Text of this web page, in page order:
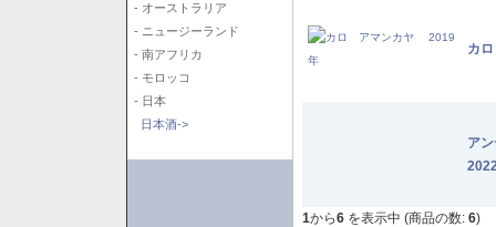
- オーストラリア
- ニュージーランド
- 南アフリカ
- モロッコ
- 日本
日本酒->
カ
ア
1から6 を表示中 (商品の数: 6)